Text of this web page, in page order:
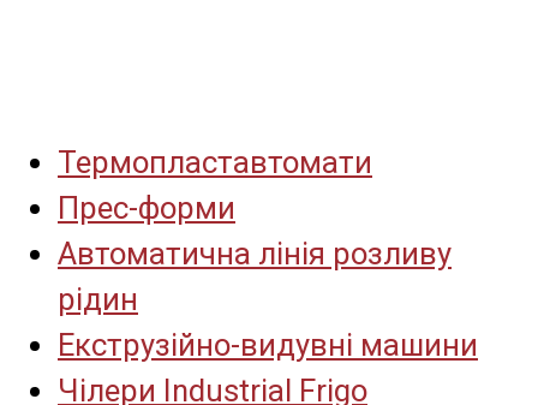
Термопластавтомати
Прес-форми
Автоматична лінія розливу
рідин
Екструзійно-видувні машини
Чілери Industrial Frigo